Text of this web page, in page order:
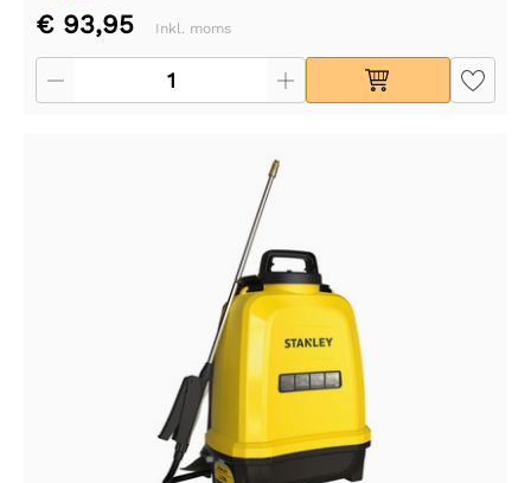
€ 93,95 Inkl. moms